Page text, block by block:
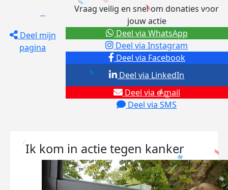
Deel mijn
pagina
Vraag veilig en snel om donaties voor
jouw actie
Deel via Facebook
Deel via Instagram
Deel via e-mail
Deel via SMS
Deel via LinkedIn
Deel via WhatsApp
Ik kom in actie tegen kanker